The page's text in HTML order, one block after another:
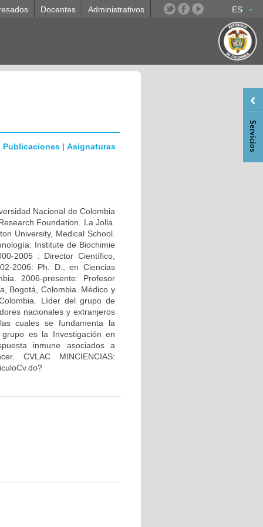
ES
Docentes Administrativos
Publicaciones | Asignaturas
Nacional de Colombia
Foundation. La Jolla.
University, Medical School.
Institute de Biochimie
2005 : Director Científico,
2006: Ph. D., en Ciencias
2006-presente: Profesor
Bogotá, Colombia. Médico y
Líder del grupo de
nacionales y extranjeros
cuales se fundamenta la
es la Investigación en
inmune asociados a
CVLAC MINCIENCIAS: